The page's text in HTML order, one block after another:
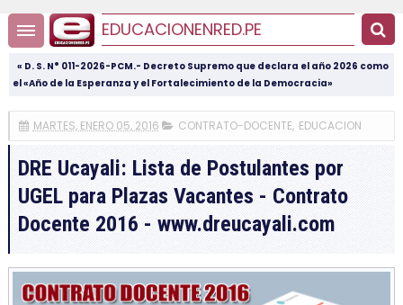
EDUCACIONENRED.PE
« D. S. N° 011-2026-PCM.- Decreto Supremo que declara el año 2026 como
el «Año de la Esperanza y el Fortalecimiento de la Democracia»
MARTES, ENERO 05, 2016 CONTRATO-DOCENTE, EDUCACION
DRE Ucayali: Lista de Postulantes por
UGEL para Plazas Vacantes - Contrato
Docente 2016 - www.dreucayali.com